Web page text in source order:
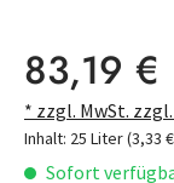
Regulärer Preis:
83,19 €
* zzgl. MwSt.
Inhalt: 25 Liter(3,33
Sofort